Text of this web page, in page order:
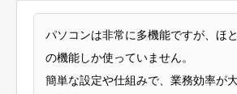
パソコンは非常に多機能ですが、ほ
の機能しか使っていません。
簡単な設定や仕組みで、業務効率が